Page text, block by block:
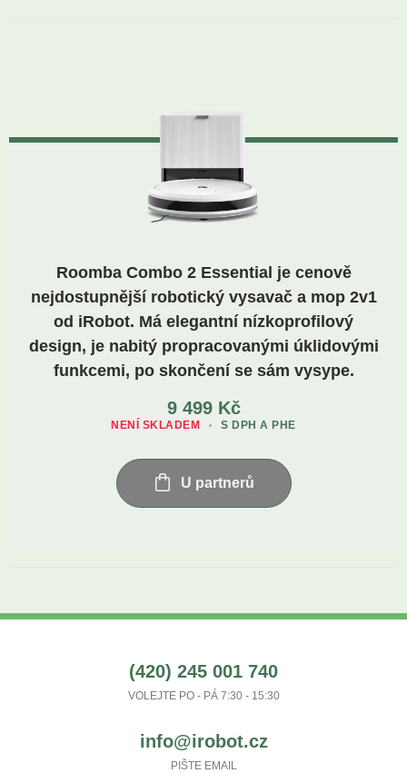
Roomba Combo 2 Essential je cenově
nejdostupnější robotický vysavač a mop 2v1
od iRobot. Má elegantní nízkoprofilový
design, je nabitý propracovanými úklidovými
funkcemi, po skončení se sám vysype.
9 499 Kč
S DPH A PHE
NENÍ SKLADEM
U partnerů
(420) 245 001 740
VOLEJTE PO - PÁ 7:30 - 15:30
info@irobot.cz
PIŠTE EMAIL